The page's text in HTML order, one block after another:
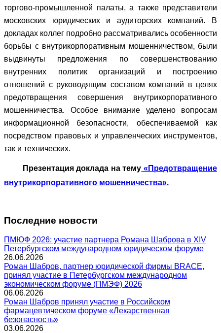
торгово-промышленной палаты, а также представители
московских юридических и аудиторских компаний. В
докладах коллег подробно рассматривались особенности
борьбы с внутрикорпоративным мошенничеством, были
выдвинуты предложения по совершенствованию
внутренних политик организаций и построению
отношений с руководящим составом компаний в целях
предотвращения совершения внутрикорпоративного
мошенничества. Особое внимание уделено вопросам
информационной безопасности, обеспечиваемой как
посредством правовых и управленческих инструментов,
так и технических.
Презентация доклада на тему «Предотвращение
внутрикорпоративного мошенничества».
Последние новости
ПМЮФ 2026: участие партнера Романа Шаброва в XIV
Петербургском международном юридическом форуме
26.06.2026
Роман Шабров, партнер юридической фирмы BRACE,
принял участие в Петербургском международном
экономическом форуме (ПМЭФ) 2026
06.06.2026
Роман Шабров принял участие в Российском
фармацевтическом форуме «Лекарственная
безопасность»
03.06.2026